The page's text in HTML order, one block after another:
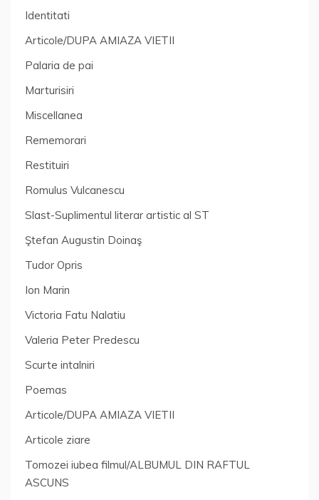
Identitati
Articole/DUPA AMIAZA VIETII
Palaria de pai
Marturisiri
Miscellanea
Rememorari
Restituiri
Romulus Vulcanescu
Slast-Suplimentul literar artistic al ST
Ştefan Augustin Doinaş
Tudor Opris
Ion Marin
Victoria Fatu Nalatiu
Valeria Peter Predescu
Scurte intalniri
Poemas
Articole/DUPA AMIAZA VIETII
Articole ziare
Tomozei iubea filmul/ALBUMUL DIN RAFTUL
ASCUNS